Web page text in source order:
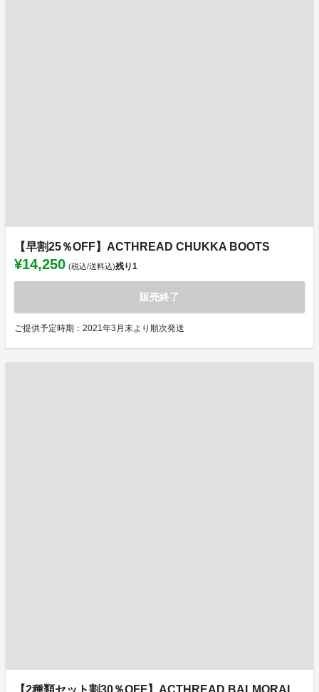
【早割25％OFF】ACTHREAD CHUKKA BOOTS
¥14,250 (税込/送料込)残り1
販売終了
ご提供予定時期：2021年3月末より順次発送
【2種類セット割30％OFF】ACTHREAD BALMORAL